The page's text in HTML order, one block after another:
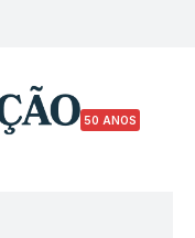
50 ANOS